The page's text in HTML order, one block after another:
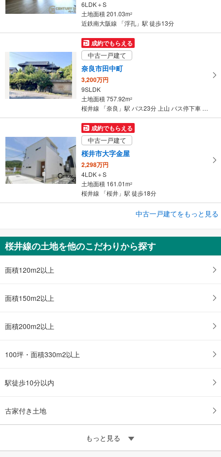
6LDK＋S
土地面積 201.03m2
近鉄南大阪線 「浮孔」駅 徒歩13分
成約でもらえる
中古一戸建て
奈良市田中町
3,200万円
9SLDK
土地面積 757.92m2
桜井線 「奈良」駅 バス23分 上山 バス停下車 徒歩1分
成約でもらえる
中古一戸建て
桜井市大字金屋
2,298万円
4LDK＋S
土地面積 161.01m2
桜井線 「桜井」駅 徒歩18分
天理市西井戸堂町
390万円
中古一戸建てをもっと見る
桜井線の土地を他のこだわりから探す
面積120m2以上
面積150m2以上
面積200m2以上
100坪・面積330m2以上
駅徒歩10分以内
古家付き土地
もっと見る